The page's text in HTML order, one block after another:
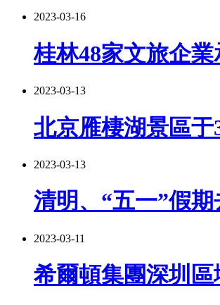
2023-03-16
桂林48家文旅企
2023-03-13
北京雁棲湖景區
2023-03-13
清明、“五一”假
2023-03-11
希爾頓集團深圳